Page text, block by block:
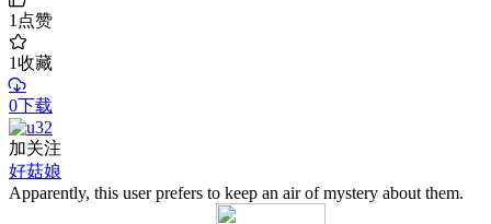
1点赞
1收藏
0下载
加关注
好菇娘
Apparently, this user prefers to keep an air of mystery about them.